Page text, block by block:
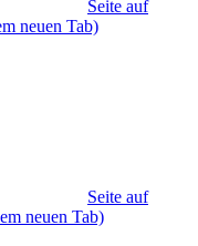
Seite auf
neuen Tab)
Seite auf
neuen Tab)